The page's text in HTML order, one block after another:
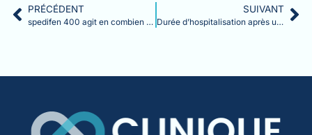
PRÉCÉDENT
spedifen 400 agit en combien de temps​
SUIVANT
Durée d’hospitalisation après un décollement de rétine : ce qu’il faut savoir